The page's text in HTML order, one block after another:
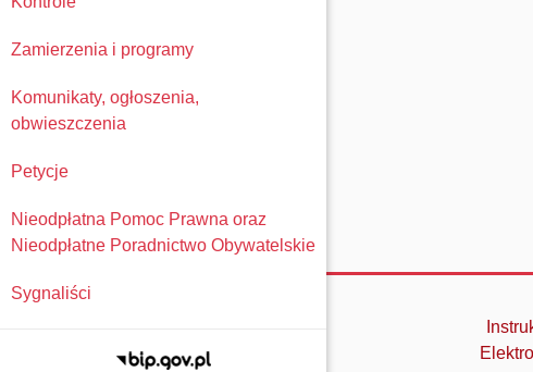
Zamierzenia i programy
Komunikaty, ogłoszenia,
obwieszczenia
Petycje
Nieodpłatna Pomoc Prawna oraz
Nieodpłatne Poradnictwo Obywatelskie
Sygnaliści